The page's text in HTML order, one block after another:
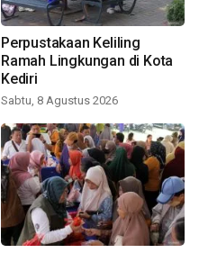
Perpustakaan Keliling
Ramah Lingkungan di Kota
Kediri
Sabtu, 8 Agustus 2026